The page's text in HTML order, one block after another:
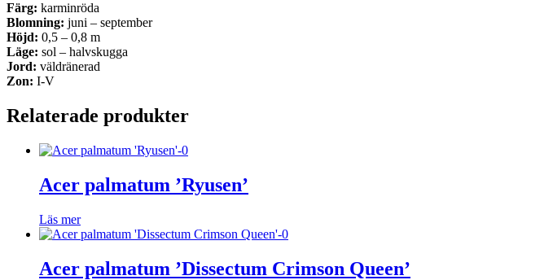
Färg: karminröda
Blomning: juni – september
Höjd: 0,5 – 0,8 m
Läge: sol – halvskugga
Jord: väldränerad
Zon: I-V
Relaterade produkter
Acer palmatum ’Ryusen’
Läs mer
Acer palmatum ’Dissectum Crimson Queen’